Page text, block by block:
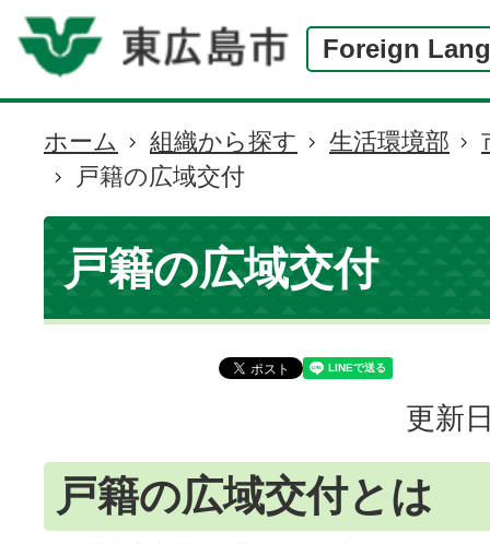
Foreign
現
在
の
置
ホーム 組織から探す 生活環境部
戸籍の広域交付
戸籍の広域交付
更新
戸籍の広域交付とは